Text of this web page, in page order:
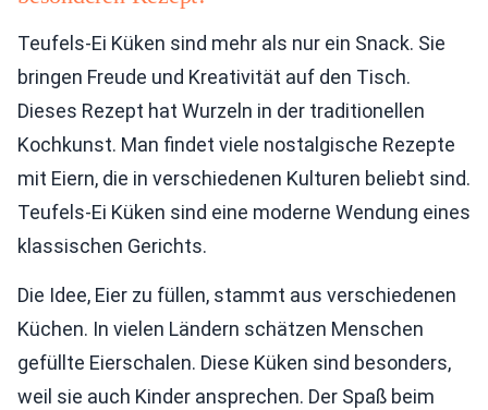
Teufels-Ei Küken sind mehr als nur ein Snack. Sie
bringen Freude und Kreativität auf den Tisch.
Dieses Rezept hat Wurzeln in der traditionellen
Kochkunst. Man findet viele nostalgische Rezepte
mit Eiern, die in verschiedenen Kulturen beliebt sind.
Teufels-Ei Küken sind eine moderne Wendung eines
klassischen Gerichts.
Die Idee, Eier zu füllen, stammt aus verschiedenen
Küchen. In vielen Ländern schätzen Menschen
gefüllte Eierschalen. Diese Küken sind besonders,
weil sie auch Kinder ansprechen. Der Spaß beim